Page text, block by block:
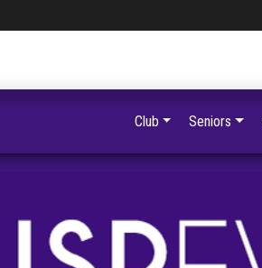
Club Seniors